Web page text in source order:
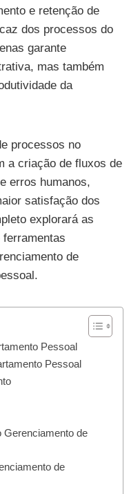
e retenção de
dos processos do
garante
mas também
da
processos no
a criação de fluxos de
erros humanos,
satisfação dos
explorará as
de
Pessoal
Pessoal
Gerenciamento de
de